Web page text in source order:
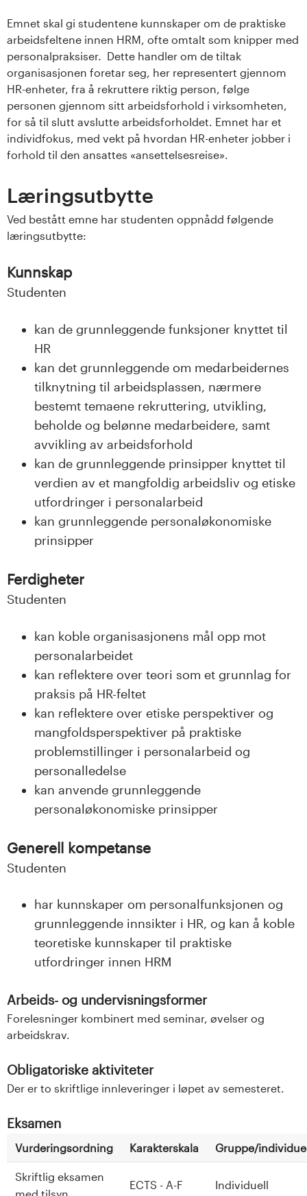
t
e
t
e
t
n
Emnet skal gi studentene kunnskaper om de praktiske
arbeidsfeltene innen HRM, ofte omtalt som knipper med
personalpraksiser. Dette handler om de tiltak
organisasjonen foretar seg, her representert gjennom
HR-enheter, fra å rekruttere riktig person, følge
personen gjennom sitt arbeidsforhold i virksomheten,
for så til slutt avslutte arbeidsforholdet. Emnet har et
individfokus, med vekt på hvordan HR-enheter jobber i
forhold til den ansattes «ansettelsesreise».
Læringsutbytte
Ved bestått emne har studenten oppnådd følgende
læringsutbytte:
Kunnskap
Studenten
kan de grunnleggende funksjoner knyttet til
HR
kan det grunnleggende om medarbeidernes
tilknytning til arbeidsplassen, nærmere
bestemt temaene rekruttering, utvikling,
beholde og belønne medarbeidere, samt
avvikling av arbeidsforhold
kan de grunnleggende prinsipper knyttet til
verdien av et mangfoldig arbeidsliv og etiske
utfordringer i personalarbeid
kan grunnleggende personaløkonomiske
prinsipper
Ferdigheter
Studenten
kan koble organisasjonens mål opp mot
personalarbeidet
kan reflektere over teori som et grunnlag for
praksis på HR-feltet
kan reflektere over etiske perspektiver og
mangfoldsperspektiver på praktiske
problemstillinger i personalarbeid og
personalledelse
kan anvende grunnleggende
personaløkonomiske prinsipper
Generell kompetanse
Studenten
har kunnskaper om personalfunksjonen og
grunnleggende innsikter i HR, og kan å koble
teoretiske kunnskaper til praktiske
utfordringer innen HRM
Arbeids- og undervisningsformer
Forelesninger kombinert med seminar, øvelser og
arbeidskrav.
Obligatoriske aktiviteter
Der er to skriftlige innleveringer i løpet av semesteret.
Eksamen
Vurderingsordning Karakterskala Gruppe/
Skriftlig eksamen
ECTS - A-F Individuell